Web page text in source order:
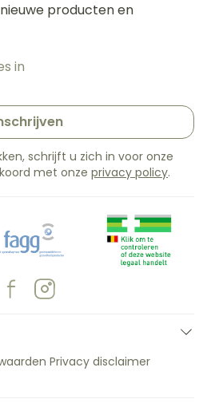
producten en
schrijft u zich in voor onze
met onze privacy policy.
Privacy disclaimer